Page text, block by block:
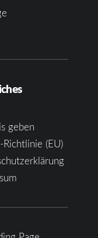
geben
Richtlinie (EU)